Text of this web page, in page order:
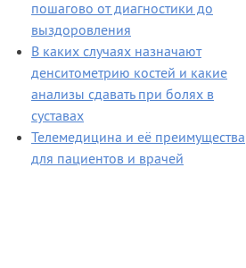
пошагово от диагностики до
выздоровления
В каких случаях назначают
денситометрию костей и какие
анализы сдавать при болях в
суставах
Телемедицина и её преимущества
для пациентов и врачей